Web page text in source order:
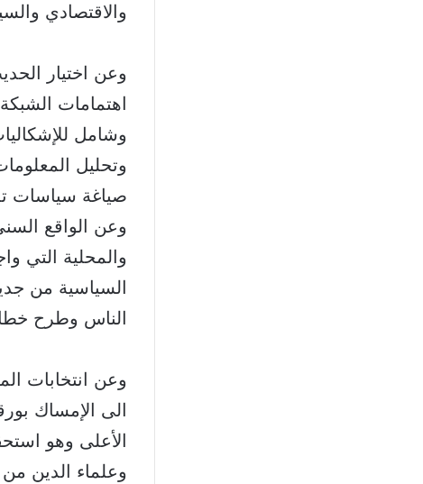
والاقتصادي
وعن اختيار
اهتمامات
وشامل
وتحليل
صياغة سياسات
وعن الواقع
والمحلية التي
السياسية من
الناس وطرح
وعن انتخابات
الى الإمساك
الأعلى وهو
وعلماء الدين